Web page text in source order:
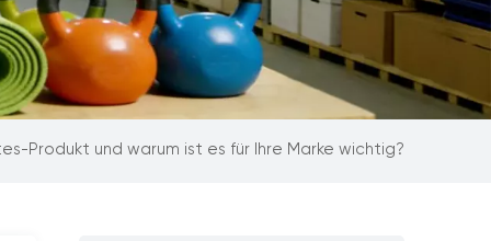
Produkt und warum ist es für Ihre Marke wichtig?